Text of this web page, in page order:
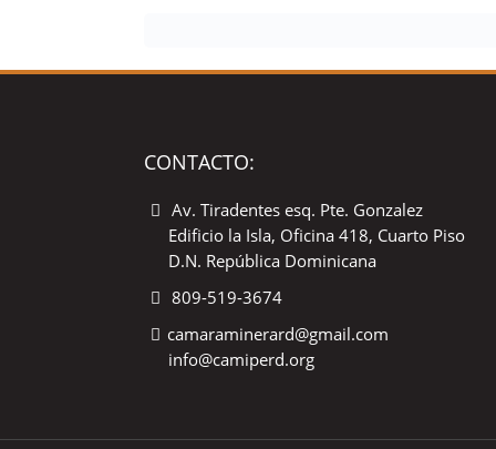
CONTACTO:
Av. Tiradentes esq. Pte. Gonzalez
Edificio la Isla, Oficina 418, Cuarto Piso
D.N. República Dominicana
809-519-3674
camaraminerard@gmail.com
info@camiperd.org